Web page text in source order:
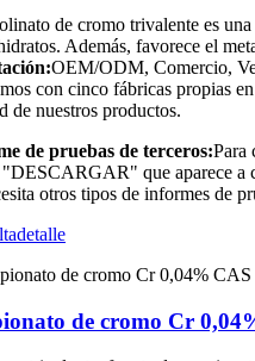
de cromo trivalente es
Además, favorece el
OEM/ODM, Comercio,
con cinco fábricas propias
de nuestros productos.
de pruebas de terceros:Para
que aparece a
otros tipos de informes de
detalle
de cromo Cr